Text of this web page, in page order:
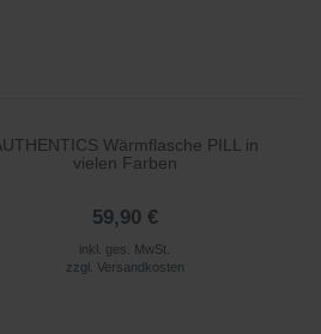
Wärmflasche PILL in
vielen Farben
59,90 €
inkl. ges. MwSt.
zzgl. Versandkosten